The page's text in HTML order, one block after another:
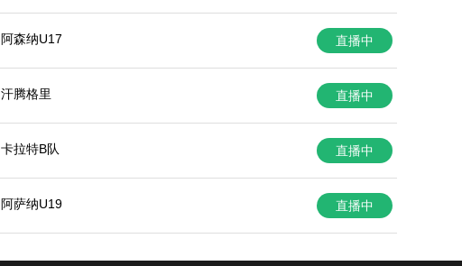
阿森纳U17 直播中
汗腾格里 直播中
卡拉特B队 直播中
阿萨纳U19 直播中